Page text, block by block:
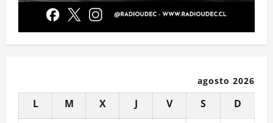
agosto 2026
L M X J V S D